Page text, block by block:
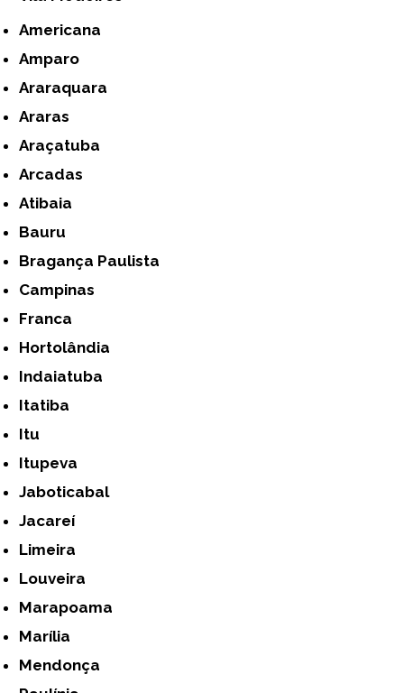
Americana
Amparo
Araraquara
Araras
Araçatuba
Arcadas
Atibaia
Bauru
Bragança Paulista
Campinas
Franca
Hortolândia
Indaiatuba
Itatiba
Itu
Itupeva
Jaboticabal
Jacareí
Limeira
Louveira
Marapoama
Marília
Mendonça